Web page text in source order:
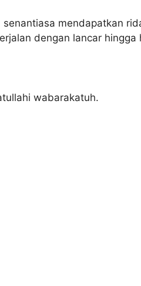
mendapatkan
dengan lancar hingga
wabarakatuh.